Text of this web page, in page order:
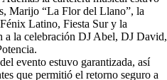
Marijo “La Flor del Llano”, la
Latino, Fiesta Sur y la
a la celebración DJ Abel, DJ David,
evento estuvo garantizada, así
que permitió el retorno seguro a